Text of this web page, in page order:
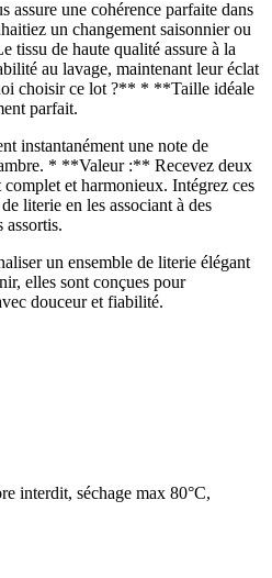
assure une cohérence parfaite dans
un changement saisonnier ou
tissu de haute qualité assure à la
au lavage, maintenant leur éclat
choisir ce lot ?** * **Taille idéale
parfait.
instantanément une note de
* **Valeur :** Recevez deux
et harmonieux. Intégrez ces
literie en les associant à des
assortis.
un ensemble de literie élégant
elles sont conçues pour
douceur et fiabilité.
interdit, séchage max 80°C,